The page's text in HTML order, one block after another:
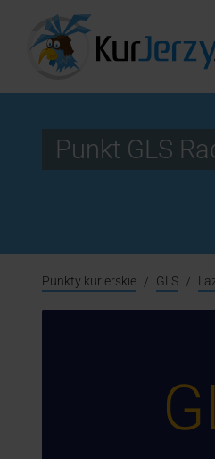
Punkt GLS
Punkty kurierskie GLS